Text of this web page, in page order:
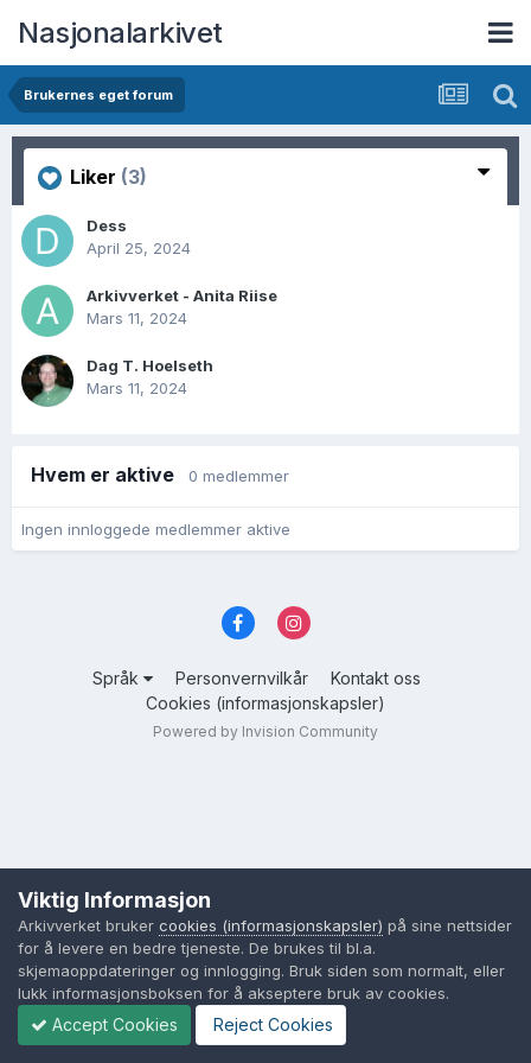
Nasjonalarkivet
Brukernes eget forum
Liker (3)
Dess
April 25, 2024
Arkivverket - Anita Riise
Mars 11, 2024
Dag T. Hoelseth
Mars 11, 2024
Hvem er aktive 0 medlemmer
Ingen innloggede medlemmer aktive
Språk Personvernvilkår
Kontakt oss
Cookies (informasjonskapsler)
Powered by Invision Community
Viktig Informasjon
Arkivverket bruker cookies (informasjonskapsler) på sine nettsider
for å levere en bedre tjeneste. De brukes til bl.a.
skjemaoppdateringer og innlogging. Bruk siden som normalt, eller
lukk informasjonsboksen for å akseptere bruk av cookies.
Accept Cookies Reject Cookies